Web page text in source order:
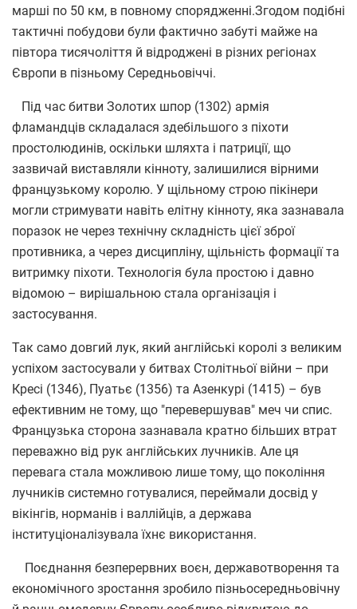
марші по 50 км, в повному спорядженні.Згодом подібні
тактичні побудови були фактично забуті майже на
півтора тисячоліття й відроджені в різних регіонах
Європи в пізньому Середньовіччі.
Під час битви Золотих шпор (1302) армія
фламандців складалася здебільшого з піхоти
простолюдинів, оскільки шляхта і патриції, що
зазвичай виставляли кінноту, залишилися вірними
французькому королю. У щільному строю пікінери
могли стримувати навіть елітну кінноту, яка зазнавала
поразок не через технічну складність цієї зброї
противника, а через дисципліну, щільність формації та
витримку піхоти. Технологія була простою і давно
відомою – вирішальною стала організація і
застосування.
Так само довгий лук, який англійські королі з великим
успіхом застосували у битвах Столітньої війни – при
Кресі (1346), Пуатьє (1356) та Азенкурі (1415) – був
ефективним не тому, що "перевершував" меч чи спис.
Французька сторона зазнавала кратно більших втрат
переважно від рук англійських лучників. Але ця
перевага стала можливою лише тому, що покоління
лучників системно готувалися, переймали досвід у
вікінгів, норманів і валлійців, а держава
інституціоналізувала їхнє використання.
Поєднання безперервних воєн, державотворення та
економічного зростання зробило пізньосередньовічну